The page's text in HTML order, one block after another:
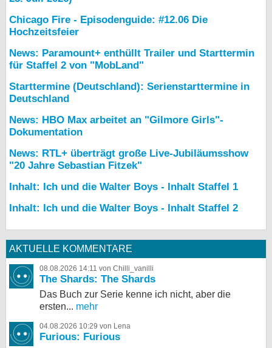
Chicago Fire - Episodenguide: #12.06 Die
Hochzeitsfeier
News: Paramount+ enthüllt Trailer und Starttermin
für Staffel 2 von "MobLand"
Starttermine (Deutschland): Serienstarttermine in
Deutschland
News: HBO Max arbeitet an "Gilmore Girls"-
Dokumentation
News: RTL+ überträgt große Live-Jubiläumsshow
"20 Jahre Sebastian Fitzek"
Inhalt: Ich und die Walter Boys - Inhalt Staffel 1
Inhalt: Ich und die Walter Boys - Inhalt Staffel 2
AKTUELLE KOMMENTARE
08.08.2026 14:11 von Chilli_vanilli
The Shards: The Shards
Das Buch zur Serie kenne ich nicht, aber die
ersten... mehr
04.08.2026 10:29 von Lena
Furious: Furious